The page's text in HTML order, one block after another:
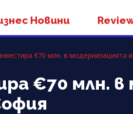
Новини
€70 млн. в
€70 млн.